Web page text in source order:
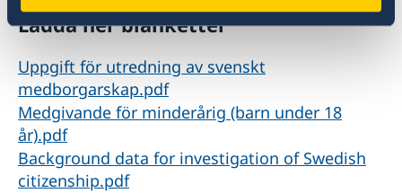
Ladda ner blanketter
Uppgift för utredning av svenskt
medborgarskap.pdf
Medgivande för minderårig (barn under 18
år).pdf
Background data for investigation of Swedish
citizenship.pdf